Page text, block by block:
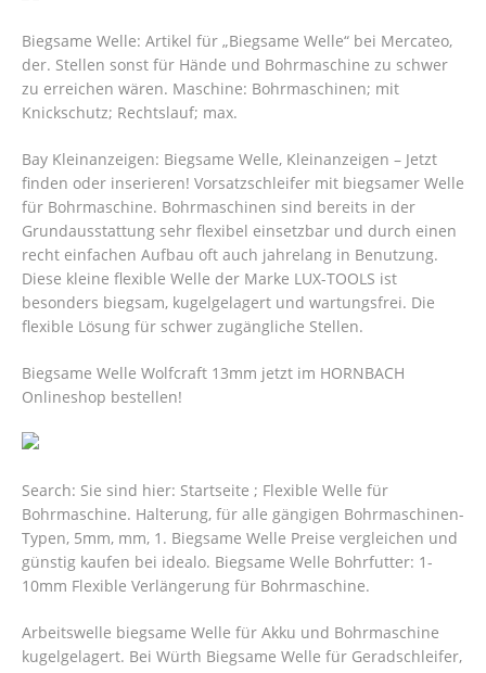
Biegsame Welle: Artikel für „Biegsame Welle“ bei Mercateo,
der. Stellen sonst für Hände und Bohrmaschine zu schwer
zu erreichen wären. Maschine: Bohrmaschinen; mit
Knickschutz; Rechtslauf; max.
Bay Kleinanzeigen: Biegsame Welle, Kleinanzeigen – Jetzt
finden oder inserieren! Vorsatzschleifer mit biegsamer Welle
für Bohrmaschine. Bohrmaschinen sind bereits in der
Grundausstattung sehr flexibel einsetzbar und durch einen
recht einfachen Aufbau oft auch jahrelang in Benutzung.
Diese kleine flexible Welle der Marke LUX-TOOLS ist
besonders biegsam, kugelgelagert und wartungsfrei. Die
flexible Lösung für schwer zugängliche Stellen.
Biegsame Welle Wolfcraft 13mm jetzt im HORNBACH
Onlineshop bestellen!
Search: Sie sind hier: Startseite ; Flexible Welle für
Bohrmaschine. Halterung, für alle gängigen Bohrmaschinen-
Typen, 5mm, mm, 1. Biegsame Welle Preise vergleichen und
günstig kaufen bei idealo. Biegsame Welle Bohrfutter: 1-
10mm Flexible Verlängerung für Bohrmaschine.
Arbeitswelle biegsame Welle für Akku und Bohrmaschine
kugelgelagert. Bei Würth Biegsame Welle für Geradschleifer,